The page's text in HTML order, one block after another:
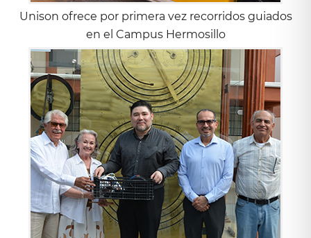
Unison ofrece por primera vez recorridos guiados
en el Campus Hermosillo